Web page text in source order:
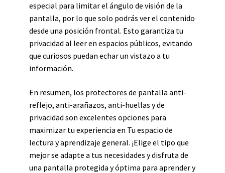
especial para limitar el ángulo de visión de la
pantalla, por lo que solo podrás ver el contenido
desde una posición frontal. Esto garantiza tu
privacidad al leer en espacios públicos, evitando
que curiosos puedan echar un vistazo a tu
información.
En resumen, los protectores de pantalla anti-
reflejo, anti-arañazos, anti-huellas y de
privacidad son excelentes opciones para
maximizar tu experiencia en Tu espacio de
lectura y aprendizaje general. ¡Elige el tipo que
mejor se adapte a tus necesidades y disfruta de
una pantalla protegida y óptima para aprender y